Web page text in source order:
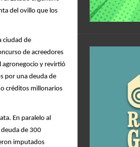
del ovillo que los
ciudad de
de acreedores
agronegocio y revirtió
por una deuda de
créditos millonarios
En paralelo al
de 300
imputados